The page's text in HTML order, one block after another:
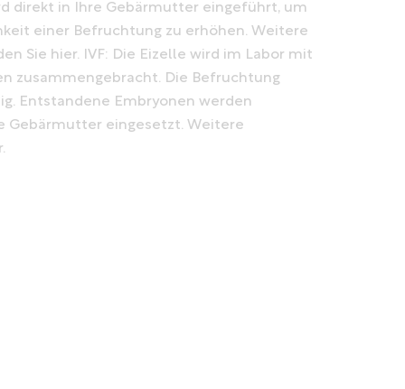
direkt in Ihre Gebärmutter eingeführt, um
einer Befruchtung zu erhöhen. Weitere
Sie hier. IVF: Die Eizelle wird im Labor mit
zusammengebracht. Die Befruchtung
Entstandene Embryonen werden
Gebärmutter eingesetzt. Weitere